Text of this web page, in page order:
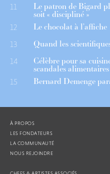
11 Le patron de Bigard
soit « discipliné »
12 Le chocolat à l’affiche
13 Quand les
14 Célèbre pour sa
scandales alimentaires
15 Bernard Demenge
À PROPOS
LES FONDATEURS
LA COMMUNAUTÉ
NOUS REJOINDRE